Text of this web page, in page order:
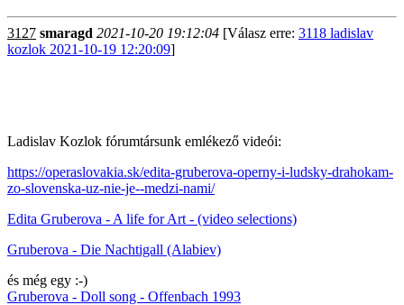
3127 smaragd 2021-10-20 19:12:04 [Válasz erre: 3118 ladislav
kozlok 2021-10-19 12:20:09]
Ladislav Kozlok fórumtársunk emlékező videói:
https://operaslovakia.sk/edita-gruberova-operny-i-ludsky-drahokam-
zo-slovenska-uz-nie-je--medzi-nami/
Edita Gruberova - A life for Art - (video selections)
Gruberova - Die Nachtigall (Alabiev)
és még egy :-)
Gruberova - Doll song - Offenbach 1993